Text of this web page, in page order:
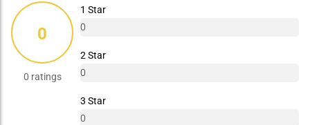
0
0 ratings
1 Star
0
2 Star
0
3 Star
0